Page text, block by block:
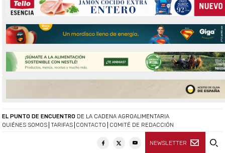
QUIÉNES SOMOS TARIFAS CONTACTO COMITÉ DE REDACCIÓN
NEWSLETTER
EL PUNTO DE ENCUENTRO DE LA CADENA AGROALIMENTARIA